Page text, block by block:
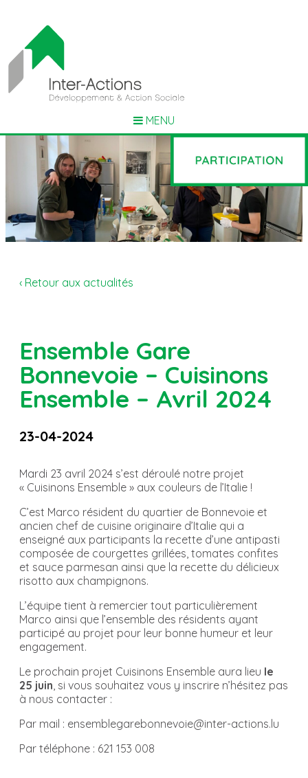
MENU
‹ Retour aux actualités
Ensemble Gare
Bonnevoie – Cuisinons
Ensemble – Avril 2024
23-04-2024
Mardi 23 avril 2024 s’est déroulé notre projet
« Cuisinons Ensemble » aux couleurs de l’Italie !
C’est Marco résident du quartier de Bonnevoie et
ancien chef de cuisine originaire d’Italie qui a
enseigné aux participants la recette d’une antipasti
composée de courgettes grillées, tomates confites
et sauce parmesan ainsi que la recette du délicieux
risotto aux champignons.
L’équipe tient à remercier tout particulièrement
Marco ainsi que l’ensemble des résidents ayant
participé au projet pour leur bonne humeur et leur
engagement.
Le prochain projet Cuisinons Ensemble aura lieu le
25 juin, si vous souhaitez vous y inscrire n’hésitez pas
à nous contacter :
Par mail : ensemblegarebonnevoie@inter-actions.lu
Par téléphone : 621 153 008